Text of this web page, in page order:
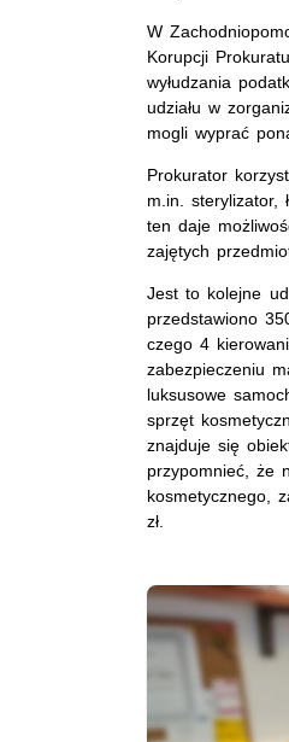
W
Korupcji
wyłudzania
udziału w
mogli wyprać
Prokurator
m.in. sterylizator,
ten daje
zajętych
Jest to kolejne
przedstawiono
czego 4
zabezpieczeniu
luksusowe
sprzęt
znajduje się
przypomnieć, że
kosmetycznego,
zł.